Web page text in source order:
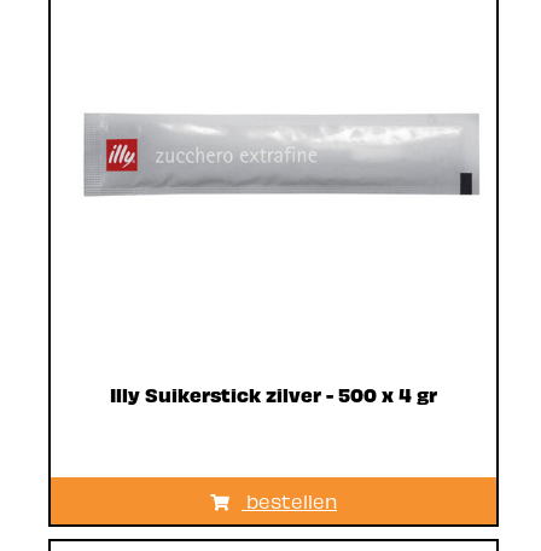
Illy Suikerstick zilver - 500 x 4 gr
bestellen